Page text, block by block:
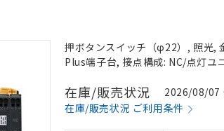
押ボタンスイッチ（φ22）, 照光,
Plus端子台, 接点構成: NC/点灯ユ
在庫/販売状況
2026/08/07
在庫/販売状況 ご利用条件